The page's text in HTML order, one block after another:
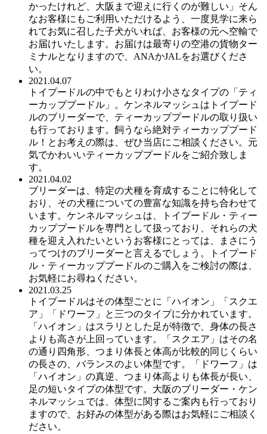
かったけれど、大阪まで迎えに行くのが難しい」そん
なお客様にもご利用いただけるよう、一度見学に来ら
れてお気に召した子犬がいれば、お客様の元へ空輸で
お届けいたします。お届けは最寄りの空港の貨物ター
ミナルとなりますので、ANAかJALをお選びくださ
い。
2021.04.07
トイプードルの中でもとりわけ小さなタイプの「ティ
ーカッププードル」。ケンネルマッシュはトイプード
ルのブリーダーで、ティーカッププードルの取り扱い
も行っております。飼うなら絶対ティーカッププード
ル！とお考えの際は、ぜひ当店にご相談ください。元
気でかわいいティーカッププードルをご紹介致しま
す。
2021.04.02
ブリーダーは、特定の犬種を育成することに特化して
おり、その犬種についての豊富な知識を持ち合わせて
います。ケンネルマッシュは、トイプードル・ティー
カッププードルを専門として扱っており、それらの犬
種を迎え入れたいというお客様にとっては、まさにう
ってつけのブリーダーと言えるでしょう。トイプード
ル・ティーカッププードルのご購入をご検討の際は、
お気軽にお尋ねください。
2021.03.25
トイプードルはその体型ごとに「ハイオン」「スクエ
ア」「ドワーフ」と三つのタイプに分かれています。
「ハイオン」はスラリとした足が特徴で、身体の長さ
よりも高さが上回っています。「スクエア」はその名
の通り四角形、つまり体長と体高が比較的同じくらい
の長さの、バランスのよい体型です。「ドワーフ」は
「ハイオン」の真逆、つまり体高よりも体長が長い、
足の短いタイプの体型です。大阪のブリーダー・ケン
ネルマッシュでは、体型に関するご案内も行っており
ますので、お好みの体型がある際はお気軽にご相談く
ださい。